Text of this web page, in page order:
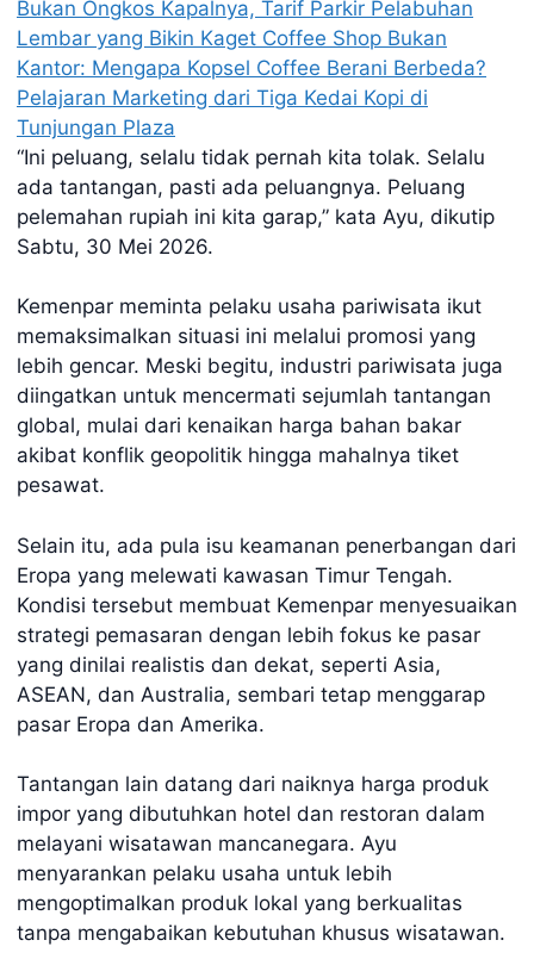
Bukan Ongkos Kapalnya, Tarif Parkir Pelabuhan
Lembar yang Bikin Kaget Coffee Shop Bukan
Kantor: Mengapa Kopsel Coffee Berani Berbeda?
Pelajaran Marketing dari Tiga Kedai Kopi di
Tunjungan Plaza
“Ini peluang, selalu tidak pernah kita tolak. Selalu
ada tantangan, pasti ada peluangnya. Peluang
pelemahan rupiah ini kita garap,” kata Ayu, dikutip
Sabtu, 30 Mei 2026.
Kemenpar meminta pelaku usaha pariwisata ikut
memaksimalkan situasi ini melalui promosi yang
lebih gencar. Meski begitu, industri pariwisata juga
diingatkan untuk mencermati sejumlah tantangan
global, mulai dari kenaikan harga bahan bakar
akibat konflik geopolitik hingga mahalnya tiket
pesawat.
Selain itu, ada pula isu keamanan penerbangan dari
Eropa yang melewati kawasan Timur Tengah.
Kondisi tersebut membuat Kemenpar menyesuaikan
strategi pemasaran dengan lebih fokus ke pasar
yang dinilai realistis dan dekat, seperti Asia,
ASEAN, dan Australia, sembari tetap menggarap
pasar Eropa dan Amerika.
Tantangan lain datang dari naiknya harga produk
impor yang dibutuhkan hotel dan restoran dalam
melayani wisatawan mancanegara. Ayu
menyarankan pelaku usaha untuk lebih
mengoptimalkan produk lokal yang berkualitas
tanpa mengabaikan kebutuhan khusus wisatawan.